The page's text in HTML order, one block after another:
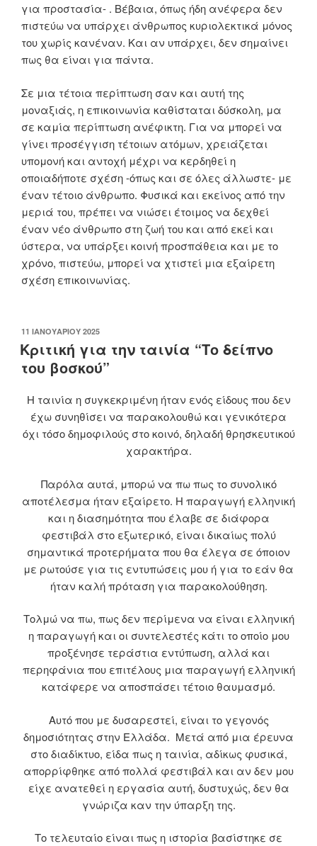
για προστασία- . Βέβαια, όπως ήδη ανέφερα δεν
πιστεύω να υπάρχει άνθρωπος κυριολεκτικά μόνος
του χωρίς κανέναν. Και αν υπάρχει, δεν σημαίνει
πως θα είναι για πάντα.
Σε μια τέτοια περίπτωση σαν και αυτή της
μοναξιάς, η επικοινωνία καθίσταται δύσκολη, μα
σε καμία περίπτωση ανέφικτη. Για να μπορεί να
γίνει προσέγγιση τέτοιων ατόμων, χρειάζεται
υπομονή και αντοχή μέχρι να κερδηθεί η
οποιαδήποτε σχέση -όπως και σε όλες άλλωστε- με
έναν τέτοιο άνθρωπο. Φυσικά και εκείνος από την
μεριά του, πρέπει να νιώσει έτοιμος να δεχθεί
έναν νέο άνθρωπο στη ζωή του και από εκεί και
ύστερα, να υπάρξει κοινή προσπάθεια και με το
χρόνο, πιστεύω, μπορεί να χτιστεί μια εξαίρετη
σχέση επικοινωνίας.
ΔΗΜΟΣΙΕΎΤΗΚΕ
ΣΤΙΣ
11 ΙΑΝΟΥΑΡΊΟΥ 2025
Κριτική για την ταινία “Το δείπνο
του βοσκού”
Η ταινία η συγκεκριμένη ήταν ενός είδους που δεν
έχω συνηθίσει να παρακολουθώ και γενικότερα
όχι τόσο δημοφιλούς στο κοινό, δηλαδή θρησκευτικού
χαρακτήρα.
Παρόλα αυτά, μπορώ να πω πως το συνολικό
αποτέλεσμα ήταν εξαίρετο. Η παραγωγή ελληνική
και η διασημότητα που έλαβε σε διάφορα
φεστιβάλ στο εξωτερικό, είναι δικαίως πολύ
σημαντικά προτερήματα που θα έλεγα σε όποιον
με ρωτούσε για τις εντυπώσεις μου ή για το εάν θα
ήταν καλή πρόταση για παρακολούθηση.
Τολμώ να πω, πως δεν περίμενα να είναι ελληνική
η παραγωγή και οι συντελεστές κάτι το οποίο μου
προξένησε τεράστια εντύπωση, αλλά και
περηφάνια που επιτέλους μια παραγωγή ελληνική
κατάφερε να αποσπάσει τέτοιο θαυμασμό.
Αυτό που με δυσαρεστεί, είναι το γεγονός
δημοσιότητας στην Ελλάδα. Μετά από μια έρευνα
στο διαδίκτυο, είδα πως η ταινία, αδίκως φυσικά,
απορρίφθηκε από πολλά φεστιβάλ και αν δεν μου
είχε ανατεθεί η εργασία αυτή, δυστυχώς, δεν θα
γνώριζα καν την ύπαρξη της.
Το τελευταίο είναι πως η ιστορία βασίστηκε σε